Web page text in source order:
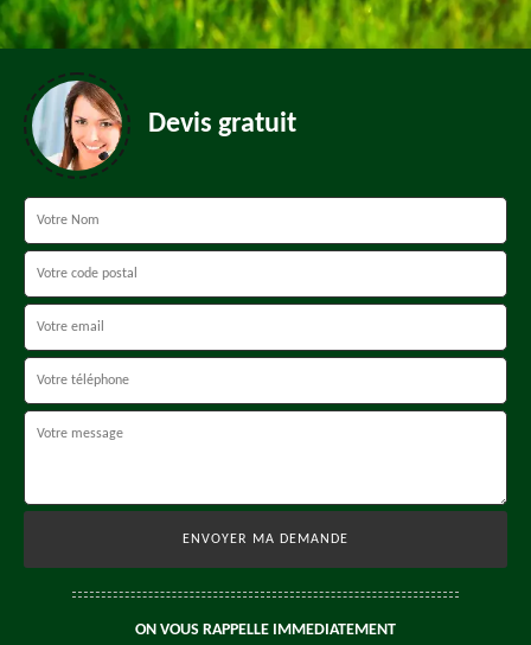
Devis gratuit
ON VOUS RAPPELLE IMMEDIATEMENT